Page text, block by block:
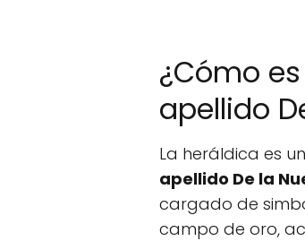
¿Cómo
apellido
La heráldica es
apellido De la
cargado de
campo de oro,